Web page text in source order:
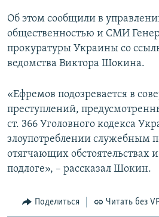
КРЫМ.НЕПОКОРЕННЫЙ
УКРАИНСКАЯ ПРОБЛЕМА КРЫМА
Об этом сообщили в
общественностью и СМИ
прокуратуры Украины со
ведомства Виктора Шокина.
«Ефремов подозревается в
преступлений,
ст. 366 Уголовного кодекса
злоупотреблении служебным
отягчающих обстоятельствах
подлоге», – рассказал Шокин.
Поделиться Читать без